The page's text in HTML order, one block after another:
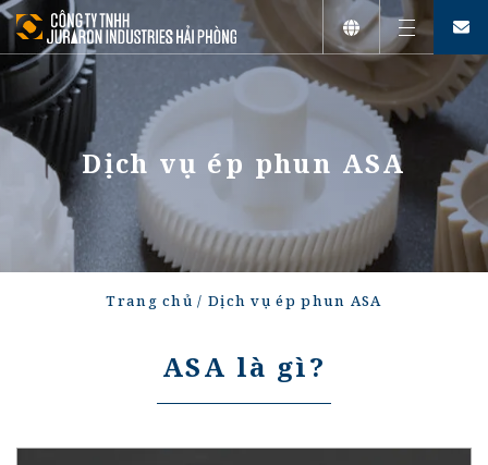
Tiếng Việt
English
日本語
Dịch vụ ép phun ASA
Trang chủ / Dịch vụ ép phun ASA
ASA là gì?